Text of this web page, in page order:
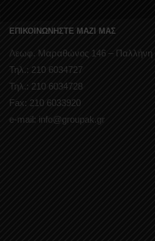
ΕΠΙΚΟΙΝΩΝΗΣΤΕ ΜΑΖΙ ΜΑΣ
Λεωφ. Μαραθώνος 146 – Παλλήνη
Τηλ.: 210 6034727
Τηλ.: 210 6034728
Fax: 210 6033920
e-mail: info@groupak.gr